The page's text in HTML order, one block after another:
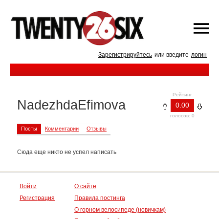
Зарегистрируйтесь или введите логин
Рейтинг
0.00
голосов: 0
NadezhdaEfimova
Посты Комментарии Отзывы
Сюда еще никто не успел написать
Войти
Регистрация
О сайте
Правила постинга
О горном велосипеде (новичкам)